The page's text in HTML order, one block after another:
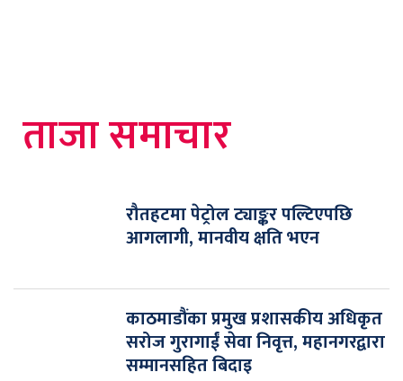
ताजा समाचार
रौतहटमा पेट्रोल ट्याङ्कर पल्टिएपछि
आगलागी, मानवीय क्षति भएन
काठमाडौंका प्रमुख प्रशासकीय अधिकृत
सरोज गुरागाईं सेवा निवृत्त, महानगरद्वारा
सम्मानसहित बिदाइ